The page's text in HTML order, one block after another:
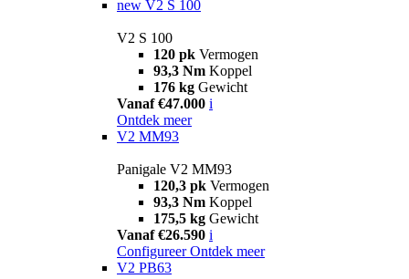
new V2 S 100
V2 S 100
120 pk Vermogen
93,3 Nm Koppel
176 kg Gewicht
Vanaf €47.000 i
Ontdek meer
V2 MM93
Panigale V2 MM93
120,3 pk Vermogen
93,3 Nm Koppel
175,5 kg Gewicht
Vanaf €26.590 i
Configureer Ontdek meer
V2 PB63